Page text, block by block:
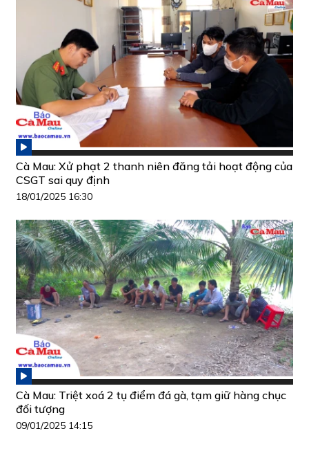
Cà Mau: Xử phạt 2 thanh niên đăng tải hoạt động của
CSGT sai quy định
18/01/2025 16:30
Cà Mau: Triệt xoá 2 tụ điểm đá gà, tạm giữ hàng chục
đối tượng
09/01/2025 14:15